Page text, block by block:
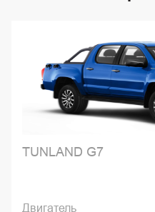
TUNLAND G7
Двигатель